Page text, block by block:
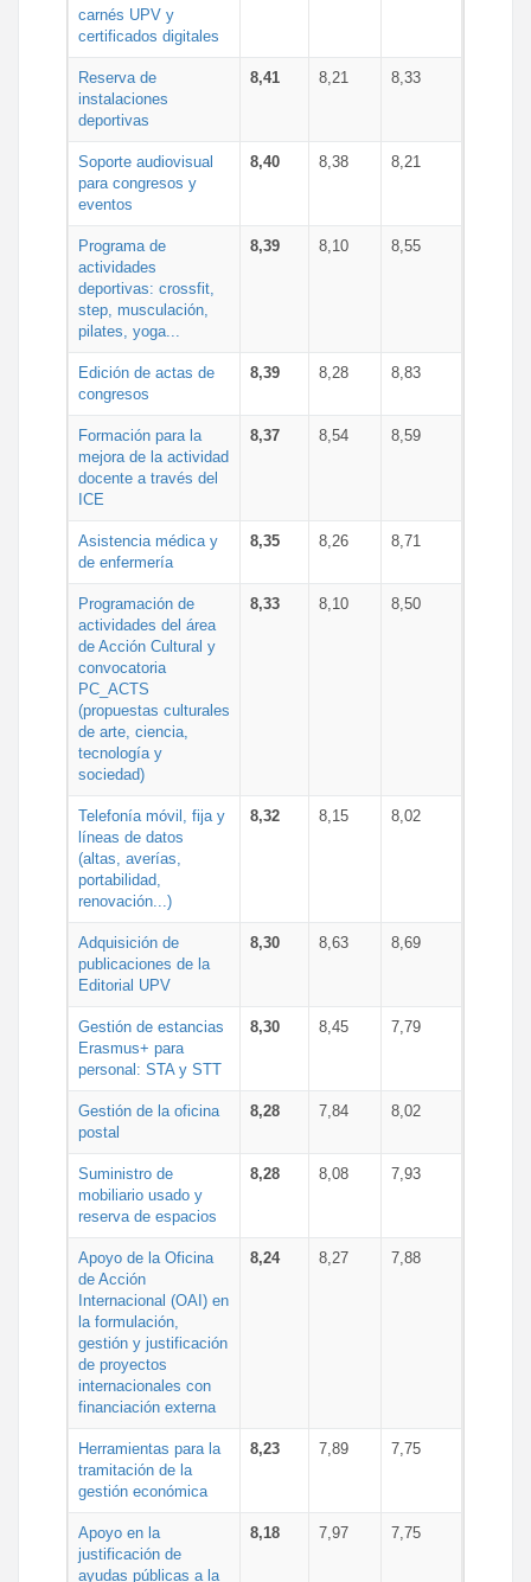
carnés UPV y
certificados digitales
Reserva de
instalaciones
deportivas
8,41 8,21 8,33
Soporte audiovisual
para congresos y
eventos
8,40 8,38 8,21
Programa de
actividades
deportivas: crossfit,
step, musculación,
pilates, yoga...
8,39 8,10 8,55
Edición de actas de
congresos
8,39 8,28 8,83
Formación para la
mejora de la actividad
docente a través del
ICE
8,37 8,54 8,59
Asistencia médica y
de enfermería
8,35 8,26 8,71
Programación de
actividades del área
de Acción Cultural y
convocatoria
PC_ACTS
(propuestas culturales
de arte, ciencia,
tecnología y
sociedad)
8,33 8,10 8,50
Telefonía móvil, fija y
líneas de datos
(altas, averías,
portabilidad,
renovación...)
8,32 8,15 8,02
Adquisición de
publicaciones de la
Editorial UPV
8,30 8,63 8,69
Gestión de estancias
Erasmus+ para
personal: STA y STT
8,30 8,45 7,79
Gestión de la oficina
postal
8,28 7,84 8,02
Suministro de
mobiliario usado y
reserva de espacios
8,28 8,08 7,93
Apoyo de la Oficina
de Acción
Internacional (OAI) en
la formulación,
gestión y justificación
de proyectos
internacionales con
financiación externa
8,24 8,27 7,88
Herramientas para la
tramitación de la
gestión económica
8,23 7,89 7,75
Apoyo en la
justificación de
ayudas públicas a la
8,18 7,97 7,75